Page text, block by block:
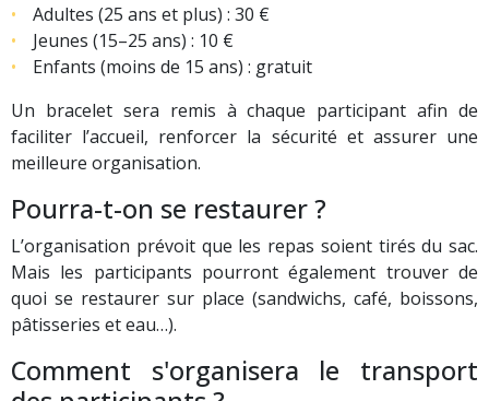
Adultes (25 ans et plus) : 30 €
Jeunes (15–25 ans) : 10 €
Enfants (moins de 15 ans) : gratuit
Un bracelet sera remis à chaque participant afin de
faciliter l’accueil, renforcer la sécurité et assurer une
meilleure organisation.
Pourra-t-on se restaurer ?
L’organisation prévoit que les repas soient tirés du sac.
Mais les participants pourront également trouver de
quoi se restaurer sur place (sandwichs, café, boissons,
pâtisseries et eau…).
Comment s'organisera le transport